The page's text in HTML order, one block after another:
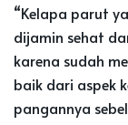
“Kelapa parut
dijamin sehat
karena sudah
baik dari aspek
pangannya